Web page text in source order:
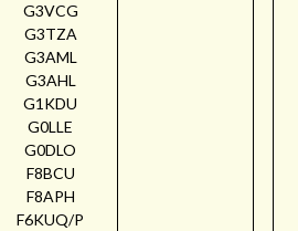
G3VCG
G3TZA
G3AML
G3AHL
G1KDU
G0LLE
G0DLO
F8BCU
F8APH
F6KUQ/P